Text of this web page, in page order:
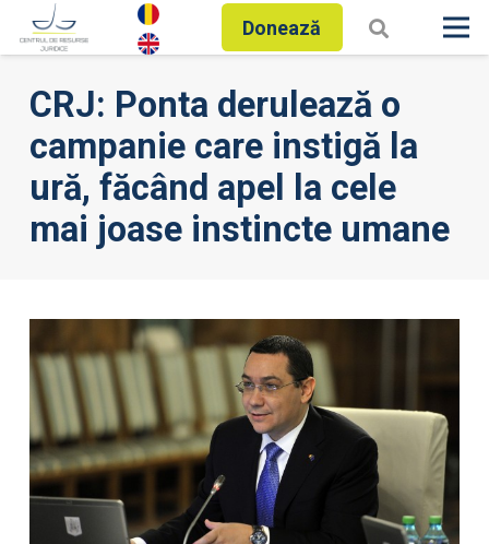
Donează
CRJ: Ponta derulează o
campanie care instigă la
ură, făcând apel la cele
mai joase instincte umane